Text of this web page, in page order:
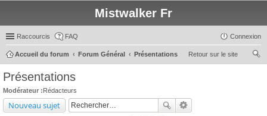
Mistwalker Fr
Raccourcis FAQ Connexion
Retour sur le site
Accueil du forum Forum Général
Présentations
Présentations
Modérateur :Rédacteurs
Nouveau sujet